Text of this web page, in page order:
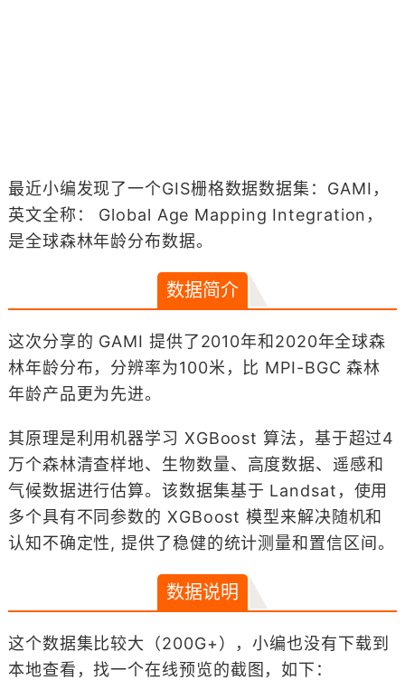
最近小编发现了一个GIS栅格数据数据集：GAMI，
英文全称： Global Age Mapping Integration，
是全球森林年龄分布数据。
数据简介
这次分享的 GAMI 提供了2010年和2020年全球森
林年龄分布，分辨率为100米，比 MPI-BGC 森林
年龄产品更为先进。
其原理是利用机器学习 XGBoost 算法，基于超过4
万个森林清查样地、生物数量、高度数据、遥感和
气候数据进行估算。该数据集基于 Landsat，使用
多个具有不同参数的 XGBoost 模型来解决随机和
认知不确定性, 提供了稳健的统计测量和置信区间。
数据说明
这个数据集比较大（200G+），小编也没有下载到
本地查看，找一个在线预览的截图，如下：